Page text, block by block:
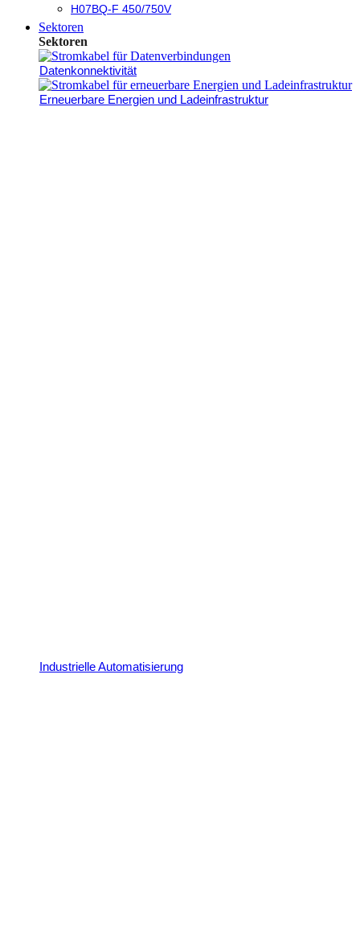
H07BQ-F 450/750V
Sektoren
Sektoren
Datenkonnektivität
Erneuerbare Energien und Ladeinfrastruktur
Industrielle Automatisierung